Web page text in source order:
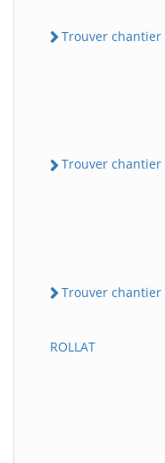
Trouver chantier
Trouver chantier
Trouver chantier
ROLLAT